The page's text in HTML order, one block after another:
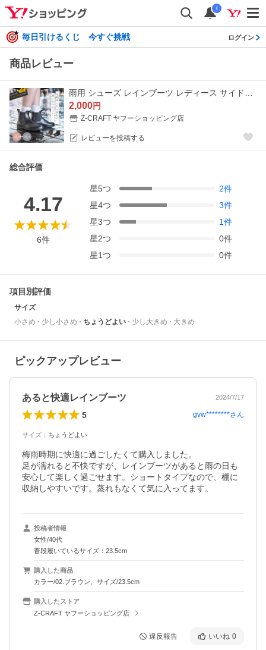
i
毎日引けるくじ 今すぐ挑戦 ログイン
商品レビュー
2,000円
Z-CRAFT ヤフーショッピング店
レビューを投稿する
総合評価
4.17
6件
星5つ 2件
星4つ 3件
星3つ 1件
星2つ 0件
星1つ 0件
項目別評価
サイズ
小さめ
少し小さめ ちょうどよい 少し大きめ 大きめ
ピックアップレビュー
あると快適レインブーツ 2024/7/17
5 gvw********さん
サイズ ： ちょうどよい
梅雨時期に快適に過ごしたくて購入しました。
足が濡れると不快ですが、レインブーツがあると雨の日も
安心して楽しく過ごせます。ショートタイプなので、棚に
収納しやすいです。蒸れもなくて気に入ってます。
投稿者情報
女性/40代
普段履いているサイズ：23.5cm
購入した商品
カラー/02.ブラウン、サイズ/23.5cm
購入したストア
Z-CRAFT ヤフーショッピング店
違反報告 いいね 0